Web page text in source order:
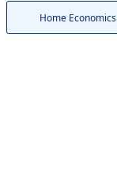
Home Economics